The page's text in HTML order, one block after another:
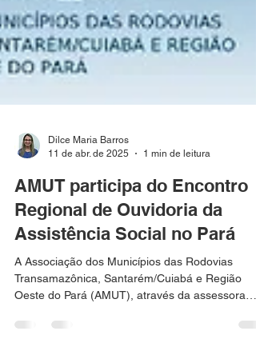
11 de abr. de 2025
1 min de leitura
AMUT participa do Encontro
Regional de Ouvidoria da
Assistência Social no Pará
A Associação dos Municípios das Rodovias
Oeste do Pará (AMUT), através da assessora